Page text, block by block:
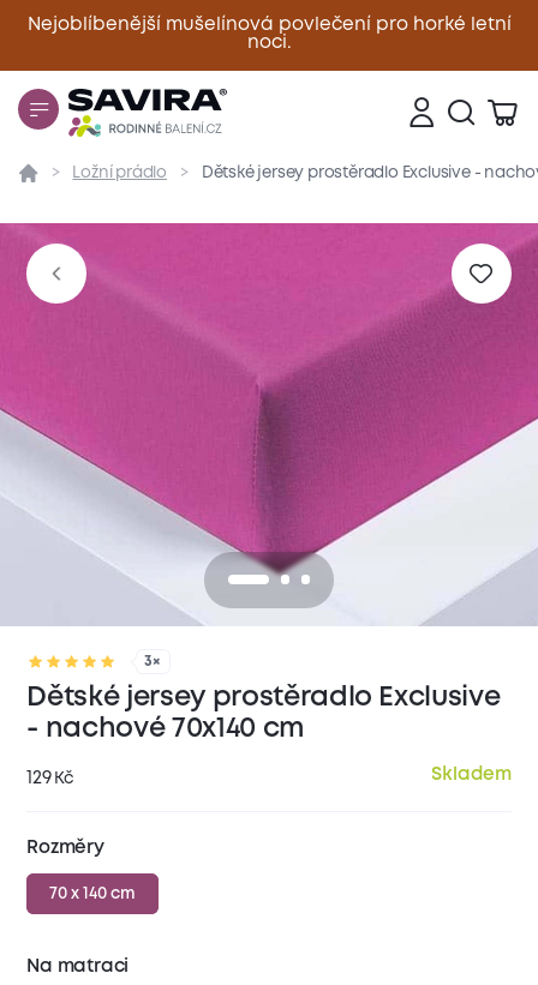
Nejoblíbenější mušelínová povlečení pro horké letní
noci.
Zavřít
Přehled Parametry Popis produktu Materiál
Ložní prádlo Dětské jersey prostěradlo Exclusive -
3×
Dětské jersey prostěradlo Exclusive
- nachové 70x140 cm
129 Kč Skladem
Rozměry
70 x 140 cm
Na matraci